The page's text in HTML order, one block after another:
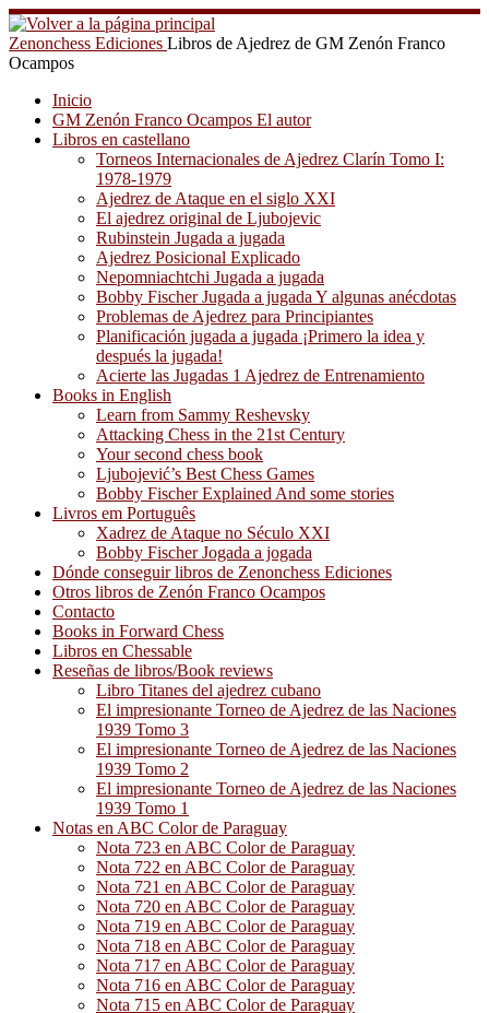
Saltar
al
contenido
Zenonchess Ediciones Libros de Ajedrez de GM Zenón Franco
Ocampos
Inicio
GM Zenón Franco Ocampos El autor
Libros en castellano
Torneos Internacionales de Ajedrez Clarín Tomo I:
1978-1979
Ajedrez de Ataque en el siglo XXI
El ajedrez original de Ljubojevic
Rubinstein Jugada a jugada
Ajedrez Posicional Explicado
Nepomniachtchi Jugada a jugada
Bobby Fischer Jugada a jugada Y algunas anécdotas
Problemas de Ajedrez para Principiantes
Planificación jugada a jugada ¡Primero la idea y
después la jugada!
Acierte las Jugadas 1 Ajedrez de Entrenamiento
Books in English
Learn from Sammy Reshevsky
Attacking Chess in the 21st Century
Your second chess book
Ljubojević’s Best Chess Games
Bobby Fischer Explained And some stories
Livros em Português
Xadrez de Ataque no Século XXI
Bobby Fischer Jogada a jogada
Dónde conseguir libros de Zenonchess Ediciones
Otros libros de Zenón Franco Ocampos
Contacto
Books in Forward Chess
Libros en Chessable
Reseñas de libros/Book reviews
Libro Titanes del ajedrez cubano
El impresionante Torneo de Ajedrez de las Naciones
1939 Tomo 3
El impresionante Torneo de Ajedrez de las Naciones
1939 Tomo 2
El impresionante Torneo de Ajedrez de las Naciones
1939 Tomo 1
Notas en ABC Color de Paraguay
Nota 723 en ABC Color de Paraguay
Nota 722 en ABC Color de Paraguay
Nota 721 en ABC Color de Paraguay
Nota 720 en ABC Color de Paraguay
Nota 719 en ABC Color de Paraguay
Nota 718 en ABC Color de Paraguay
Nota 717 en ABC Color de Paraguay
Nota 716 en ABC Color de Paraguay
Nota 715 en ABC Color de Paraguay